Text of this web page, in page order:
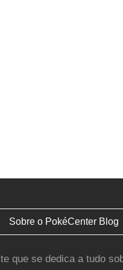
Sobre o PokéCenter Blog
que se dedica a tudo